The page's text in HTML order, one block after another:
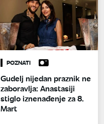
POZNATI
Gudelj nijedan praznik ne
zaboravlja: Anastasiji
stiglo iznenađenje za 8.
Mart